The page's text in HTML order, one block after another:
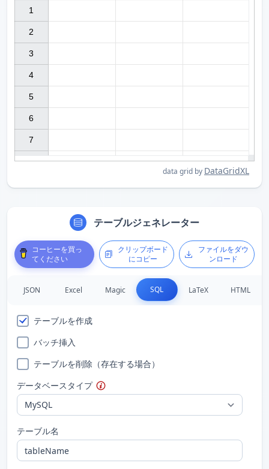
1
2
3
4
5
6
7
data grid by DataGridXL
テーブルジェネレーター
コーヒーを買っ
てください
クリップボード
にコピー
ファイルをダウ
ンロード
JSON Excel Magic SQL LaTeX HTML
テーブルを作成
バッチ挿入
テーブルを削除（存在する場合）
データベースタイプ
テーブル名